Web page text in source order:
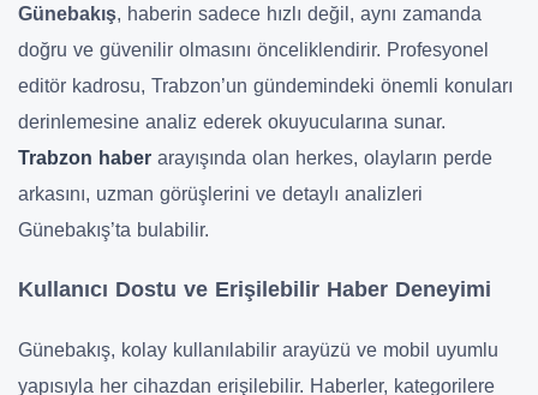
Günebakış, haberin sadece hızlı değil, aynı zamanda
doğru ve güvenilir olmasını önceliklendirir. Profesyonel
editör kadrosu, Trabzon’un gündemindeki önemli konuları
derinlemesine analiz ederek okuyucularına sunar.
Trabzon haber arayışında olan herkes, olayların perde
arkasını, uzman görüşlerini ve detaylı analizleri
Günebakış’ta bulabilir.
Kullanıcı Dostu ve Erişilebilir Haber Deneyimi
Günebakış, kolay kullanılabilir arayüzü ve mobil uyumlu
yapısıyla her cihazdan erişilebilir. Haberler, kategorilere